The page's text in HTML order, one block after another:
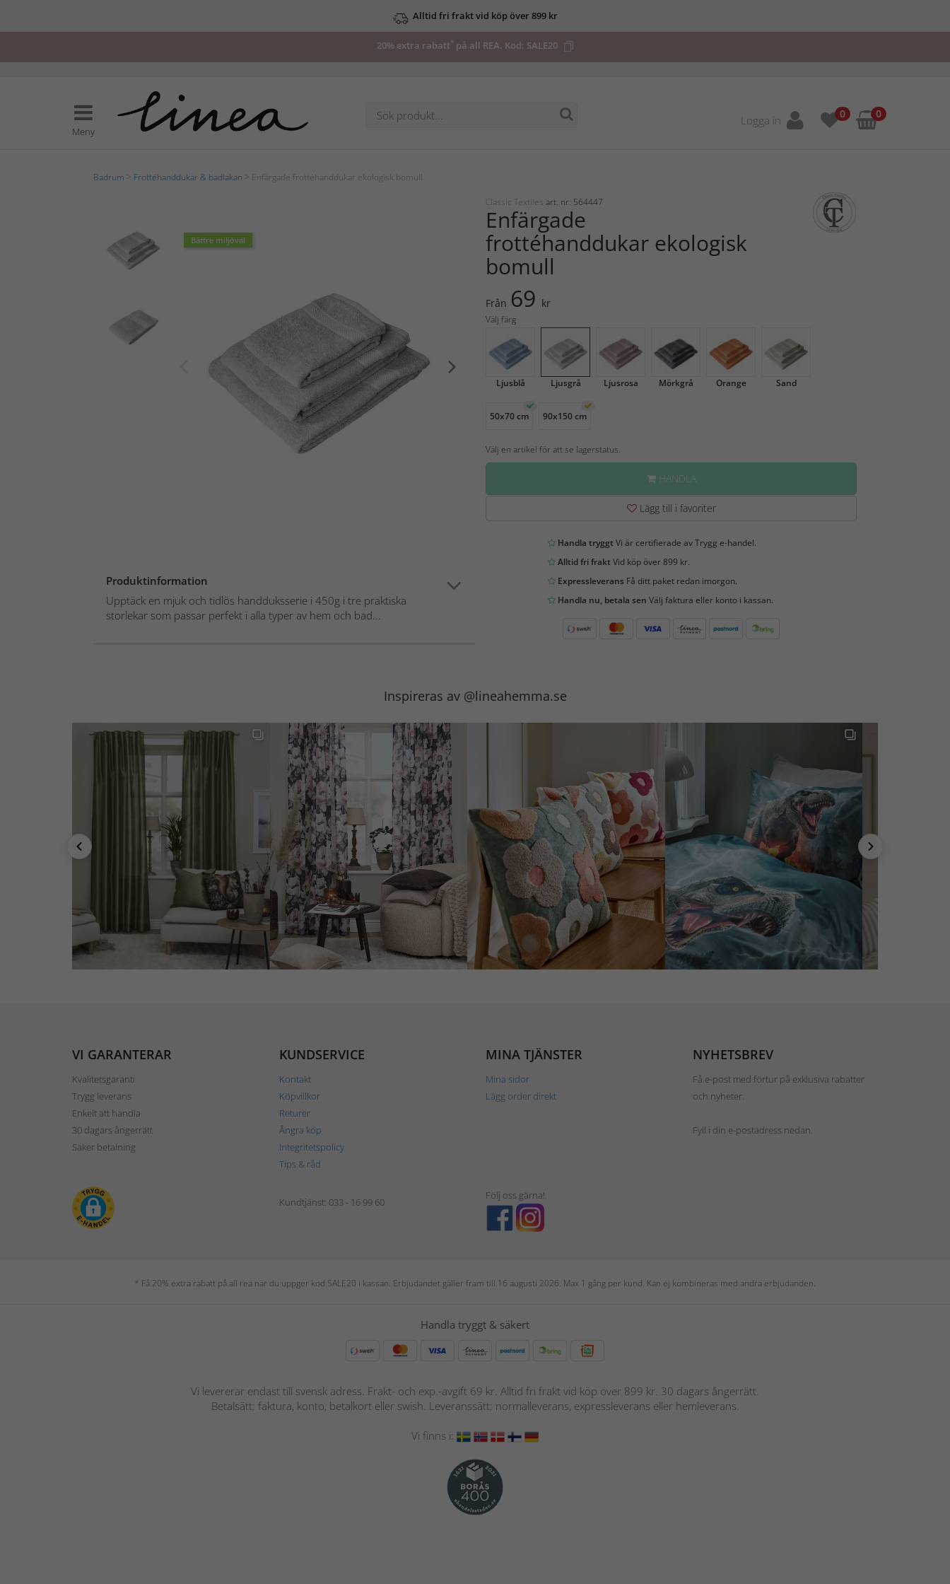
Alltid fri frakt vid köp över 899 kr
20% extra rabatt*på all REA. Kod: SALE20
Meny
Logga in 0 0
Badrum Frottéhanddukar & badlakan > Enfärgade frottéhanddukar ekologisk bomull
Bättre miljöval
Produktinformation
Upptäck en mjuk och tidlös handduksserie i 450g i tre praktiska
storlekar som passar perfekt i alla typer av hem och bad...
Classic Textiles art. nr: 564447
Enfärgade
frottéhanddukar ekologisk
bomull
Från 69 kr
Välj färg
Ljusblå Ljusgrå Ljusrosa Mörkgrå Orange Sand
50x70 cm 90x150 cm
Välj en artikel för att se lagerstatus.
HANDLA
Lägg till i favoriter
Handla tryggtVi är certifierade av Trygg e-handel.
Alltid fri fraktVid köp över 899 kr.
ExpressleveransFå ditt paket redan imorgon.
Handla nu, betala sen Välj faktura eller konto i kassan.
Inspireras av @lineahemma.se
VI GARANTERAR
Kvalitetsgaranti
Trygg leverans
Enkelt att handla
30 dagars ångerrätt
Säker betalning
KUNDSERVICE
Kontakt
Köpvillkor
Returer
Ångra köp
Integritetspolicy
Tips & råd
MINA TJÄNSTER
Mina sidor
Lägg order direkt
NYHETSBREV
Få e-post med förtur på exklusiva rabatter
och nyheter.
Fyll i din e-postadress nedan.
Kundtjänst: 033 - 16 99 60
Följ oss gärna!
* Få 20% extra rabatt på all rea när du uppger kod SALE20 i kassan. Erbjudandet gäller fram till 16 augusti 2026. Max 1 gång per kund. Kan ej kombineras med andra erbjudanden.
Handla tryggt & säkert
Vi levererar endast till svensk adress. Frakt- och exp.-avgift 69 kr. Alltid fri frakt vid köp över 899 kr. 30 dagars ångerrätt.
Betalsätt: faktura, konto, betalkort eller swish. Leveranssätt: normalleverans, expressleverans eller hemleverans.
Vi finns i: